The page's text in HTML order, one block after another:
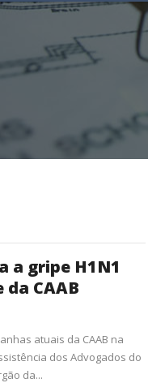
a gripe H1N1
CAAB
atuais da CAAB na
dos Advogados do
da...